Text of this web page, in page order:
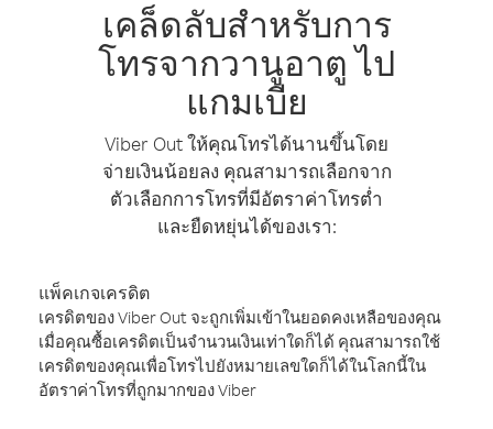
เคล็ดลับสำหรับการ
โทรจากวานูอาตู ไป
แกมเบีย
Viber Out ให้คุณโทรได้นานขึ้นโดย
จ่ายเงินน้อยลง คุณสามารถเลือกจาก
ตัวเลือกการโทรที่มีอัตราค่าโทรต่ำ
และยืดหยุ่นได้ของเรา:
แพ็คเกจเครดิต
เครดิตของ Viber Out จะถูกเพิ่มเข้าในยอดคงเหลือของคุณ
เมื่อคุณซื้อเครดิตเป็นจำนวนเงินเท่าใดก็ได้ คุณสามารถใช้
เครดิตของคุณเพื่อโทรไปยังหมายเลขใดก็ได้ในโลกนี้ใน
อัตราค่าโทรที่ถูกมากของ Viber